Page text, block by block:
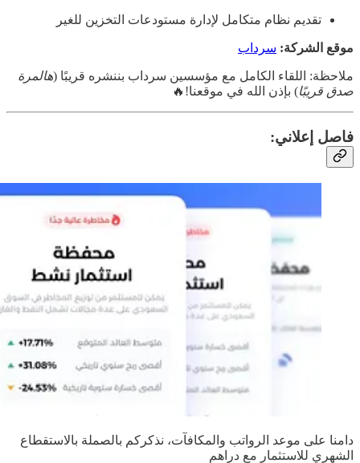
تقديم نظام متكامل لإدارة مستودعات التخزين للغير
موقع الشركة: سرداب
ملاحظة: اللقاء الكامل مع مؤسسين سرداب بننشره قريبًا (هالمرة
صدق قريبًا) بإذن الله في موقعنا!🔥
فاصل إعلاني:
دامنا على موعد الرواتب والمكافآت، نذكركم بالصملة بالاستقطاع
الشهري للاستثمار مع دراهم